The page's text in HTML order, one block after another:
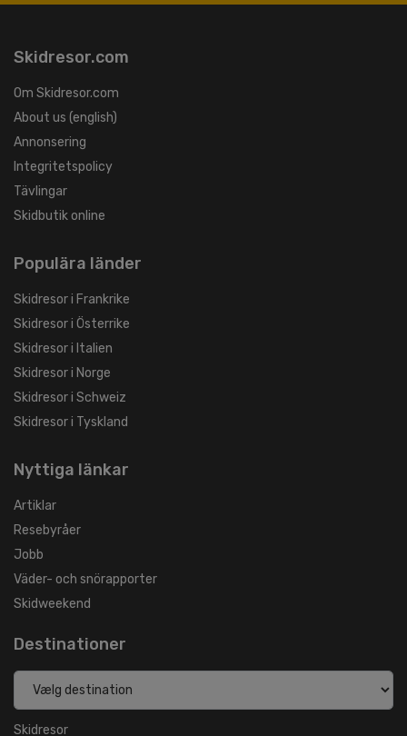
Skidresor.com
Om Skidresor.com
About us (english)
Annonsering
Integritetspolicy
Tävlingar
Skidbutik online
Populära länder
Skidresor i Frankrike
Skidresor i Österrike
Skidresor i Italien
Skidresor i Norge
Skidresor i Schweiz
Skidresor i Tyskland
Nyttiga länkar
Artiklar
Resebyråer
Jobb
Väder- och snörapporter
Skidweekend
Destinationer
Skidresor